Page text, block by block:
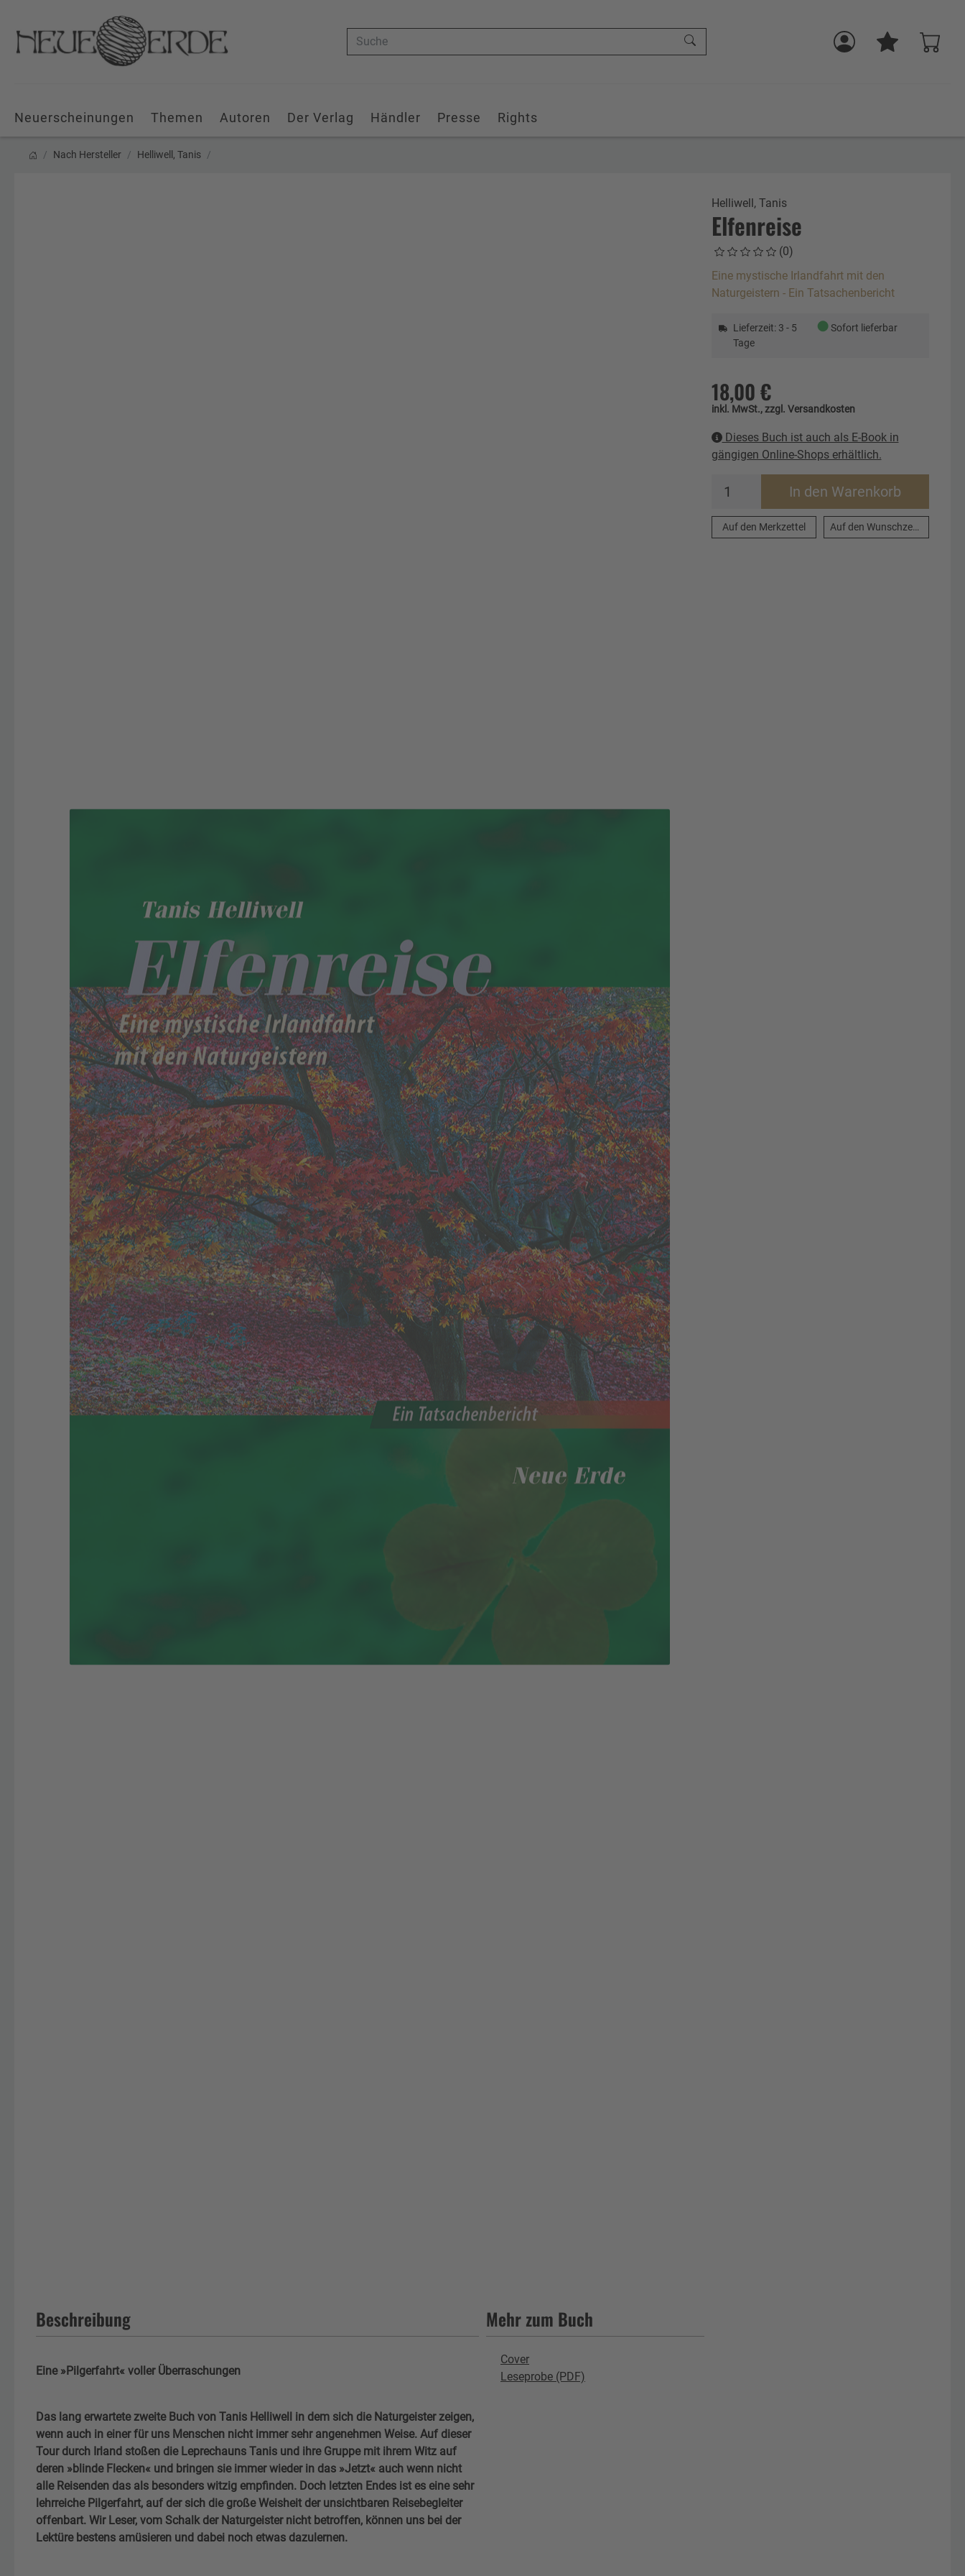
Suche
Neuerscheinungen Themen Autoren Der Verlag Händler Presse Rights
Nach Hersteller Helliwell, Tanis
Helliwell, Tanis
Elfenreise
(0)
Eine mystische Irlandfahrt mit den
Naturgeistern - Ein Tatsachenbericht
Lieferzeit: 3 - 5
Tage
●Sofort lieferbar
18,00 €
inkl. MwSt., zzgl. Versandkosten
Dieses Buch ist auch als E-Book in
gängigen Online-Shops erhältlich.
In den Warenkorb
Auf den Merkzettel Auf den Wunschzettel
Beschreibung
Eine »Pilgerfahrt« voller Überraschungen
Das lang erwartete zweite Buch von Tanis Helliwell in dem sich die Naturgeister zeigen,
wenn auch in einer für uns Menschen nicht immer sehr angenehmen Weise. Auf dieser
Tour durch Irland stoßen die Leprechauns Tanis und ihre Gruppe mit ihrem Witz auf
deren »blinde Flecken« und bringen sie immer wieder in das »Jetzt« auch wenn nicht
alle Reisenden das als besonders witzig empfinden. Doch letzten Endes ist es eine sehr
lehrreiche Pilgerfahrt, auf der sich die große Weisheit der unsichtbaren Reisebegleiter
offenbart. Wir Leser, vom Schalk der Naturgeister nicht betroffen, können uns bei der
Lektüre bestens amüsieren und dabei noch etwas dazulernen.
Mehr zum Buch
Cover
Leseprobe (PDF)